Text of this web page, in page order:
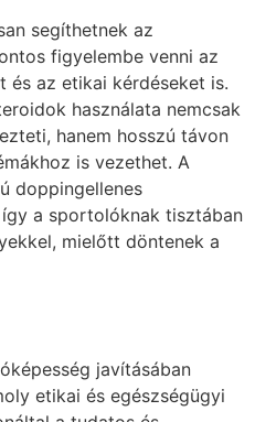
segíthetnek az
figyelembe venni az
és az etikai kérdéseket is.
használata nemcsak
hanem hosszú távon
is vezethet. A
doppingellenes
a sportolóknak tisztában
mielőtt döntenek a
javításában
etikai és egészségügyi